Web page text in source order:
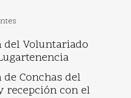
del Voluntariado
Conchas del
recepción con el